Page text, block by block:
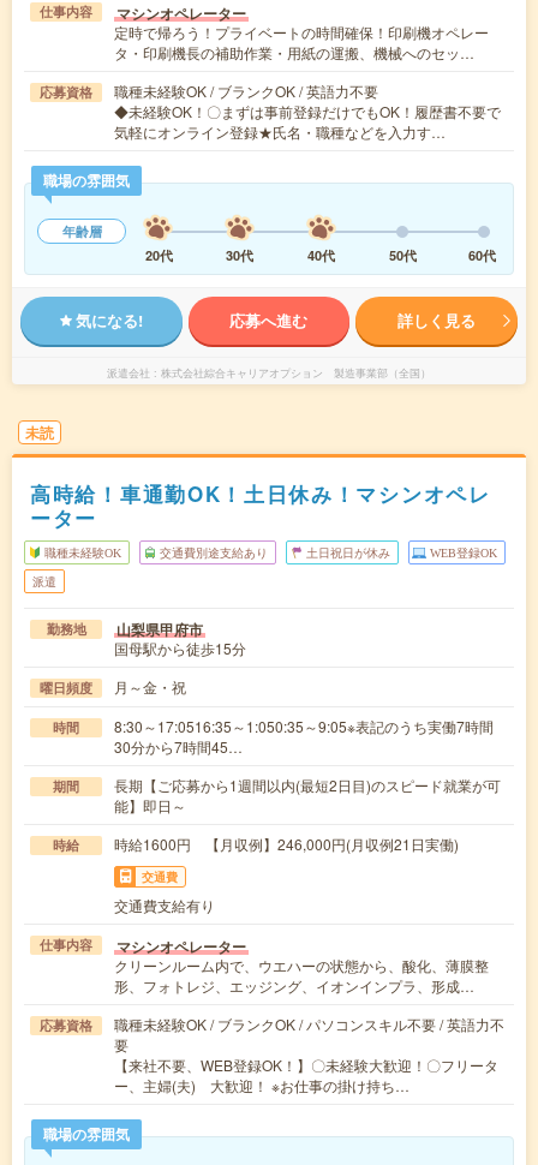
仕事内容 マシンオペレーター
定時で帰ろう！プライベートの時間確保！印刷機オペレー
タ・印刷機長の補助作業・用紙の運搬、機械へのセッ…
応募資格
職種未経験OK / ブランクOK / 英語力不要
◆未経験OK！〇まずは事前登録だけでもOK！履歴書不要で
気軽にオンライン登録★氏名・職種などを入力す…
職場の雰囲気
年齢層
20代
30代 40代 50代 60代
気になる! 応募へ進む 詳しく見る
派遣会社 株式会社綜合キャリアオプション 製造事業部（全国）
未読
高時給！車通勤OK！土日休み！マシンオペレ
ーター
職種未経験OK 交通費別途支給あり 土日祝日が休み WEB登録OK
派遣
勤務地 山梨県甲府市
国母駅から徒歩15分
曜日頻度 月～金・祝
時間
8:30～17:0516:35～1:050:35～9:05※表記のうち実働7時間
30分から7時間45…
期間
長期【ご応募から1週間以内(最短2日目)のスピード就業が可
能】即日～
時給 時給1600円 【月収例】246,000円(月収例21日実働)
交通費
交通費支給有り
仕事内容 マシンオペレーター
クリーンルーム内で、ウエハーの状態から、酸化、薄膜整
形、フォトレジ、エッジング、イオンインプラ、形成…
応募資格
職種未経験OK / ブランクOK / パソコンスキル不要 / 英語力不
要
【来社不要、WEB登録OK！】〇未経験大歓迎！〇フリータ
ー、主婦(夫) 大歓迎！ ※お仕事の掛け持ち…
職場の雰囲気